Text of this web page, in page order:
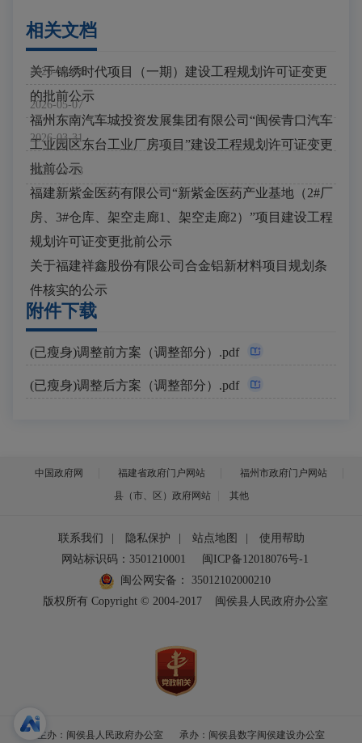
相关文档
2026-06-04
关于锦绣时代项目（一期）建设工程规划许可证变更
的批前公示
2026-05-07
福州东南汽车城投资发展集团有限公司“闽侯青口汽车
工业园区东台工业厂房项目”建设工程规划许可证变更
批前公示
2026-03-31
福建新紫金医药有限公司“新紫金医药产业基地（2#厂
房、3#仓库、架空走廊1、架空走廊2）”项目建设工程
规划许可证变更批前公示
2026-03-23
关于福建祥鑫股份有限公司合金铝新材料项目规划条
件核实的公示
附件下载
(已瘦身)调整前方案（调整部分）.pdf
(已瘦身)调整后方案（调整部分）.pdf
中国政府网 福建省政府门户网站
福州市政府门户网站
县（市、区）政府网站
其他
联系我们 隐私保护 站点地图
使用帮助
网站标识码：3501210001
闽ICP备12018076号-1
闽公网安备：
35012102000210
版权所有 Copyright © 2004-2017
闽侯县人民政府办公室
主办：闽侯县人民政府办公室 承办：闽侯县数字闽侯建设办公室